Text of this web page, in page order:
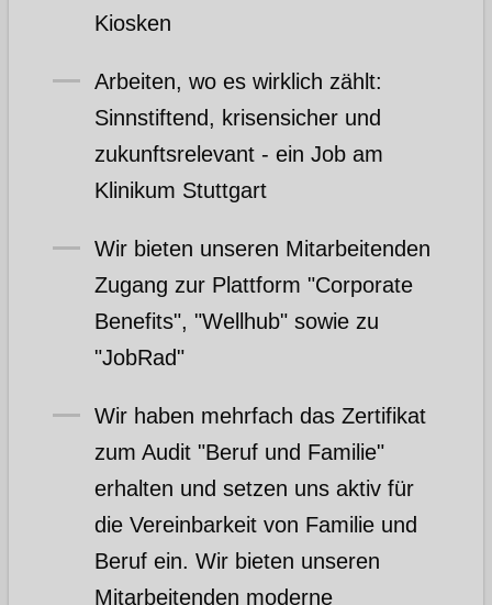
Kiosken
Arbeiten, wo es wirklich zählt:
Sinnstiftend, krisensicher und
zukunftsrelevant - ein Job am
Klinikum Stuttgart
Wir bieten unseren Mitarbeitenden
Zugang zur Plattform "Corporate
Benefits", "Wellhub" sowie zu
"JobRad"
Wir haben mehrfach das Zertifikat
zum Audit "Beruf und Familie"
erhalten und setzen uns aktiv für
die Vereinbarkeit von Familie und
Beruf ein. Wir bieten unseren
Mitarbeitenden moderne